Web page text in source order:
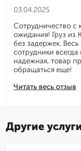
03.04.2025
Читать весь отзыв
Сотрудничество с
ожидания! Груз из
без задержек.
сотрудники
надежная, товар
обращаться еще!
Другие